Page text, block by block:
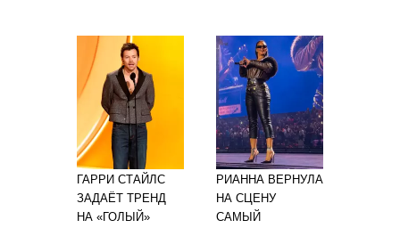
ГАРРИ СТАЙЛС
ЗАДАЁТ ТРЕНД
НА «ГОЛЫЙ»
РИАННА ВЕРНУЛА
НА СЦЕНУ
САМЫЙ